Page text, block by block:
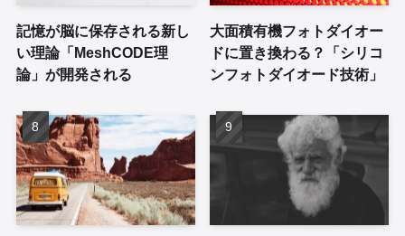
記憶が脳に保存される新し
い理論「MeshCODE理
論」が開発される
大面積有機フォトダイオー
ドに置き換わる？「シリコ
ンフォトダイオード技術」